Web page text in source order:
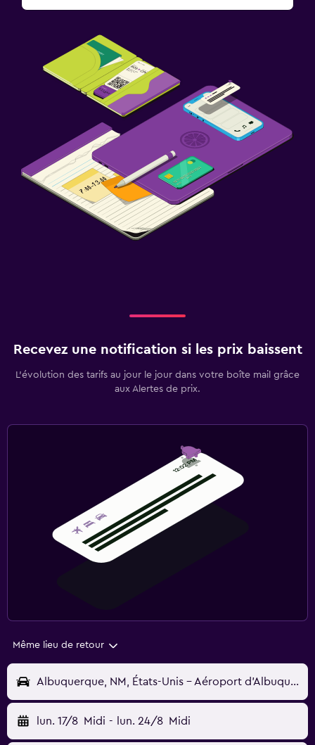
Recevez une notification si les prix baissent
L’évolution des tarifs au jour le jour dans votre boîte mail grâce
aux Alertes de prix.
Même lieu de retour
Albuquerque, NM, États-Unis - Aéroport d'Albuquerque (ABQ)
lun. 17/8 Midi - lun. 24/8 Midi